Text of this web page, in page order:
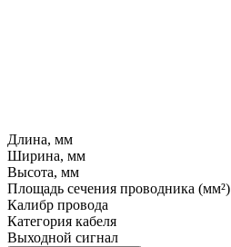
Длина, мм
Ширина, мм
Высота, мм
Площадь сечения проводника (мм²)
Калибр провода
Категория кабеля
Выходной сигнал